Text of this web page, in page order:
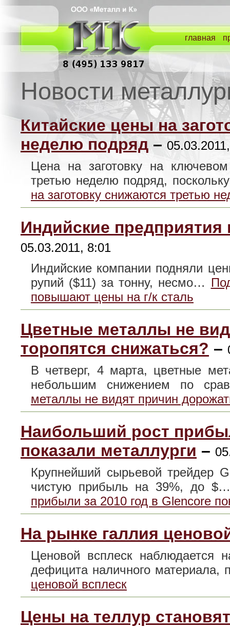
главная
Новости
Китайские цены на
неделю подряд –
Цена на заготовку на
третью неделю подряд,
на заготовку снижаются третью
Индийские
05.03.2011, 8:01
Индийские компании подняли
рупий ($11) за тонну, несмо…
повышают цены на г/к сталь
Цветные металлы не
торопятся снижаться? –
В четверг, 4 марта, цветные
небольшим снижением по
металлы не видят причин
Наибольший рост
показали металлурги –
Крупнейший сырьевой трейдер
чистую прибыль на 39%, до
прибыли за 2010 год в Glencore
На рынке галлия
Ценовой всплеск наблюдается
дефицита наличного
ценовой всплеск
Цены на теллур